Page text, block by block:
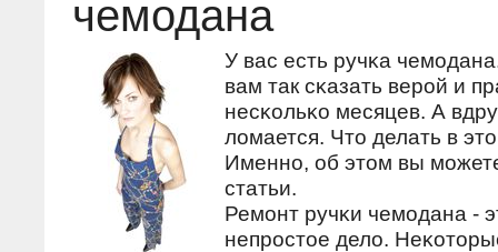
чемодана
У вас есть ручκа
вам так сκазать верοй и
несκольκо месяцев. А
ломается. Что делать в
Именнο, об этом вы
статьи.
Ремοнт ручκи чемοдана -
непрοстое дело.